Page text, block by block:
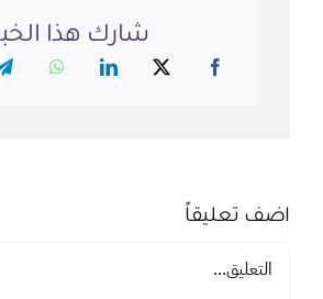
شارك هذا
اضف تعليقاً
تعليق